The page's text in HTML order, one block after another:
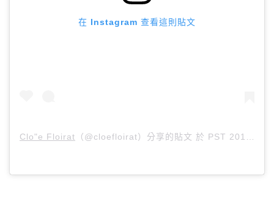
在 Instagram 查看這則貼文
Clo"e Floirat （@cloefloirat）分享的貼文 於 PST 2017 年 12月 月 10 日 上午 5:59